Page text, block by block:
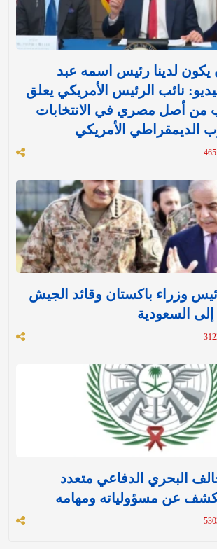
يكون لدينا رئيس اسمه عبد
نائب الرئيس الأمريكي يعلق
من أصل مصري في الانتخابات
الديمقراطي الأمريكي
رئيس وزراء باكستان وقائد الجيش
إلى السعودية
البحري الدفاعي متعدد
عن مسؤولياته ومهامه